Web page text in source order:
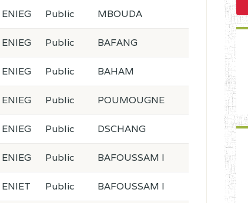
ENIEG Public MBOUDA
ENIEG Public BAFANG
ENIEG Public BAHAM
ENIEG Public POUMOUGNE
ENIEG Public DSCHANG
ENIEG Public BAFOUSSAM I
ENIET Public BAFOUSSAM I